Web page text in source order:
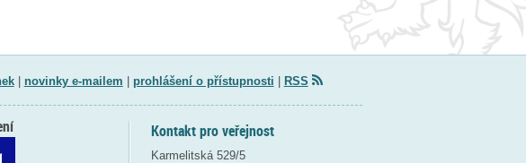
| novinky e-mailem prohlášení o přístupnosti RSS
Kontakt pro veřejnost
Karmelitská 529/5